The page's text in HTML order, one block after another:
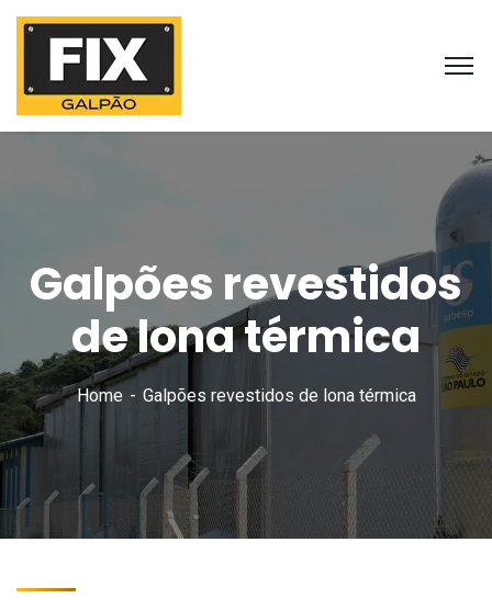
Galpões revestidos
de lona térmica
Home Galpões revestidos de lona térmica